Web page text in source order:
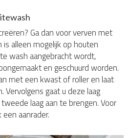
Ga dan voor verven met
alleen mogelijk op houten
wash aangebracht wordt,
en geschuurd worden.
met een kwast of roller en laat
Vervolgens gaat u deze laag
laag aan te brengen. Voor
aanrader.